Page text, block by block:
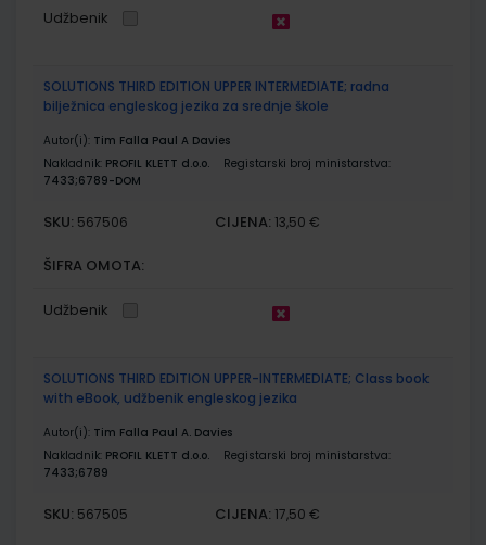
Udžbenik
SOLUTIONS THIRD EDITION UPPER INTERMEDIATE; radna
bilježnica engleskog jezika za srednje škole
Autor(i): Tim Falla Paul A Davies
Nakladnik: PROFIL KLETT d.o.o.
Registarski broj ministarstva:
7433;6789-DOM
SKU: 567506 CIJENA: 13,50 €
ŠIFRA OMOTA:
Udžbenik
SOLUTIONS THIRD EDITION UPPER-INTERMEDIATE; Class book
with eBook, udžbenik engleskog jezika
Autor(i): Tim Falla Paul A. Davies
Nakladnik: PROFIL KLETT d.o.o.
Registarski broj ministarstva:
7433;6789
SKU: 567505 CIJENA: 17,50 €